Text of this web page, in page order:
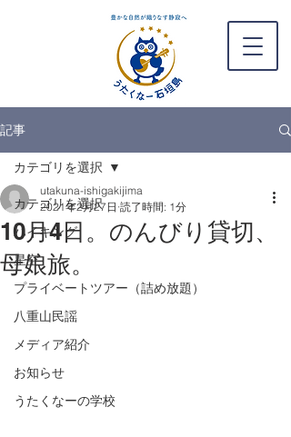
記事
カテゴリを選択
ハイキング
星空
プライベートツアー（詰め放題）
八重山民謡
メディア紹介
お知らせ
うたくなーの学校
カテゴリを選択
10月4日。のんびり貸切、
母娘旅。
utakuna-ishigakijima
2021年2月27日 読了時間: 1分